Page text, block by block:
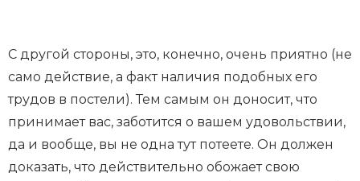
С другой стороны, это, конечно, очень приятно (не
само действие, а факт наличия подобных его
трудов в постели). Тем самым он доносит, что
принимает вас, заботится о вашем удовольствии,
да и вообще, вы не одна тут потеете. Он должен
доказать, что действительно обожает свою